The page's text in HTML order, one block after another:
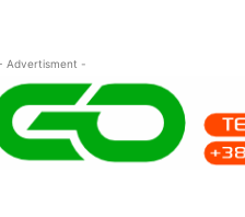
Advertisment -